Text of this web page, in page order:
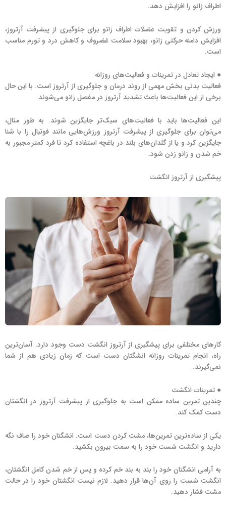
اطراف زانو را افزایش دهد.
ورزش کردن و تقویت عضلات اطراف زانو برای جلوگیری از پیشرفت آرتروز،
افزایش دامنه حرکتی زانو، بهبود سلامت غضروف و کاهش درد و تورم مناسب
است.
● ایجاد تعادل در تمرینات و فعالیت‌های روزانه
فعالیت بدنی بخش مهمی از روند درمان و جلوگیری از آرتروز است. با این حال
برخی از این فعالیت‌ها باعث تشدید آرتروز در مفصل زانو می‌شوند.
این فعالیت‌ها باید با فعالیت‌های سبک‌تر جایگزین شوند. به طور مثال،
می‌توان برای جلوگیری از پیشرفت آرتروز ورزش‌هایی مانند فوتبال را با شنا
جایگزین کرد و یا از گلدان‌های بلند در باغچه استفاده کرد تا فرد کمتر مجبور به
خم شدن و زانو زدن شود.
پیشگیری از آرتروز انگشت
کارهای مختلفی برای پیشگیری از آرتروز انگشت دست وجود دارد. آسان‌ترین
راه، انجام تمرینات روزانه انشگتان دست است که زمان زیادی هم از شما
نمی‌گیرند.
● تمرینات انگشت
چندین تمرین ساده ممکن است به جلوگیری از پیشرفت آرتروز در انگشتان
دست کمک کند.
یکی از ساده‌ترین تمرین‌ها، مشت کردن دست است. انشگتان خود را صاف نگه
دارید و انگشت شست خود را به سمت بیرون بکشید.
به آرامی انشگتان خود را بند به بند خم کرده و پس از خم شدن کامل انگشتان،
انگشت شست را روی آن‌ها قرار دهید. لازم نیست انگشتان خود را در حالت
مشت فشار دهید.